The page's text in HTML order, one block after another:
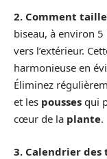
2. Comment
biseau, à environ
vers l’extérieur.
harmonieuse en
Éliminez
et les pousses qui
cœur de la plante.
3. Calendrier des